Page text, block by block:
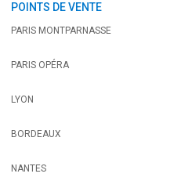
POINTS DE VENTE
PARIS MONTPARNASSE
PARIS OPÉRA
LYON
BORDEAUX
NANTES